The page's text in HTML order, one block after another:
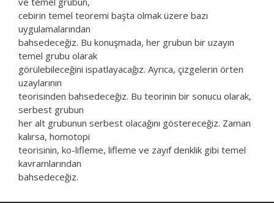
cebirin temel teoremi başta olmak üzere bazı
uygulamalarından
bahsedeceğiz. Bu konuşmada, her grubun bir uzayın
temel grubu olarak
görülebileceğini ispatlayacağız. Ayrıca, çizgelerin örten
uzaylarının
teorisinden bahsedeceğiz. Bu teorinin bir sonucu olarak,
serbest grubun
her alt grubunun serbest olacağını göstereceğiz. Zaman
kalırsa, homotopi
teorisinin, ko-lifleme, lifleme ve zayıf denklik gibi temel
kavramlarından
bahsedeceğiz.